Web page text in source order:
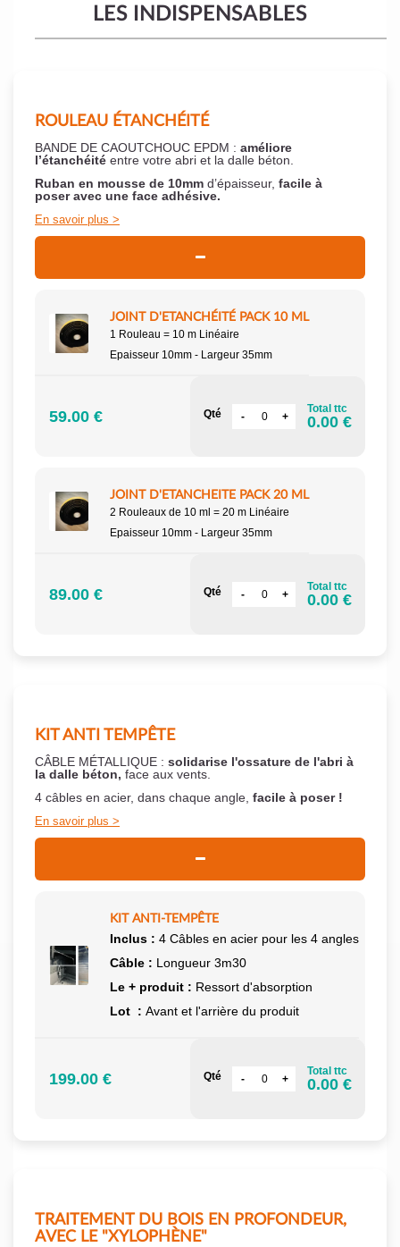
LES INDISPENSABLES
ROULEAU ÉTANCHÉITÉ
BANDE DE CAOUTCHOUC EPDM : améliore
l’étanchéité entre votre abri et la dalle béton.
Ruban en mousse de 10mm d’épaisseur, facile à
poser avec une face adhésive.
En savoir plus
JOINT D'ETANCHÉITÉ PACK 10 ML
1 Rouleau = 10 m Linéaire
Epaisseur 10mm - Largeur 35mm
59.00 € Qté Total ttc
0.00 €
JOINT D'ETANCHEITE PACK 20 ML
2 Rouleaux de 10 ml = 20 m Linéaire
Epaisseur 10mm - Largeur 35mm
89.00 € Qté Total ttc
0.00 €
KIT ANTI TEMPÊTE
CÂBLE MÉTALLIQUE : solidarise l'ossature de l'abri à
la dalle béton, face aux vents.
4 câbles en acier, dans chaque angle, facile à poser !
En savoir plus
KIT ANTI-TEMPÊTE
Inclus : 4 Câbles en acier pour les 4 angles
Câble : Longueur 3m30
Le + produit : Ressort d'absorption
Lot : Avant et l'arrière du produit
199.00 € Qté Total ttc
0.00 €
TRAITEMENT DU BOIS EN PROFONDEUR,
AVEC LE "XYLOPHÈNE"